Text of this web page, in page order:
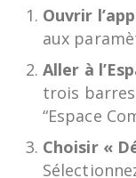
Ouvrir
aux
Aller à
trois
“Espace
Choisir «